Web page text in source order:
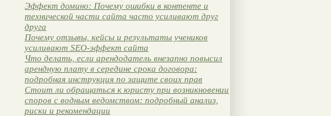
Эффект домино: Почему ошибки в контенте и
технической части сайта часто усиливают друг
друга
Почему отзывы, кейсы и результаты учеников
усиливают SEO-эффект сайта
Что делать, если арендодатель внезапно повысил
арендную плату в середине срока договора:
подробная инструкция по защите своих прав
Стоит ли обращаться к юристу при возникновении
споров с водным ведомством: подробный анализ,
риски и рекомендации